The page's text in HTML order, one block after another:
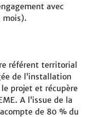
avec
mois).
référent territorial
de l’installation
projet et récupère
A l’issue de la
de 80 % du